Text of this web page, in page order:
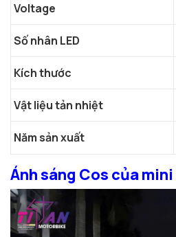
Voltage
Số nhân LED
Kích thước
Vật liệu tản nhiệt
Năm sản xuất
Ánh sáng Cos của mini